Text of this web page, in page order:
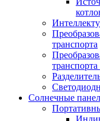
транспорта
Солнечные